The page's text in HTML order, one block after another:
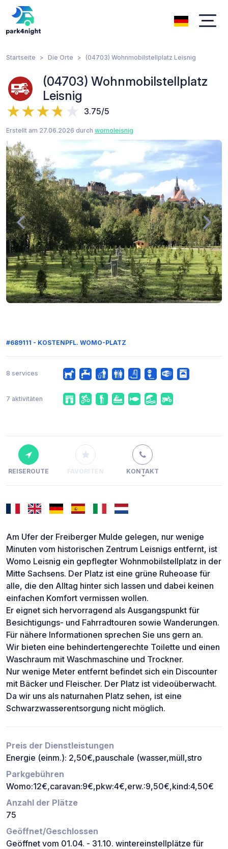
Startseite Die Orte (04703) Wohnmobilstellplatz Leisnig
(04703) Wohnmobilstellplatz
Leisnig
3.75/5
Erstellt am 27.06.2026 durch womoleisnig
#689111 - KOSTENPFL. WOMO-PLATZ
8 services
7 aktivitäten
REISEROUTE FAVORITEN KONTAKT
Am Ufer der Freiberger Mulde gelegen, nur wenige
Minuten vom historischen Zentrum Leisnigs entfernt, ist
Womo Leisnig ein gepflegter Wohnmobilstellplatz in der
Mitte Sachsens. Der Platz ist eine grüne Ruheoase für
alle, die den Alltag hinter sich lassen und dabei keinen
einfachen Komfort vermissen wollen.
Er eignet sich hervorragend als Ausgangspunkt für
Besichtigungs- und Fahrradtouren sowie Wanderungen.
Für nähere Informationen sprechen Sie uns gern an.
Wir bieten eine behindertengerechte Toilette und einen
Waschraum mit Waschmaschine und Trockner.
Nur wenige Meter entfernt befindet sich ein Discounter
mit Bäcker und Fleischer. Der Platz ist videoüberwacht.
Da wir uns als naturnahen Platz sehen, ist eine
Schwarzwasserentsorgung nicht möglich.
Preis der Dienstleistungen
Energie (einm.): 2,50€,pauschale (wasser,müll,stro
Parkgebühren
Womo:12€,caravan:9€,pkw:4€,erw.:9,50€,kind:4,50€
Anzahl der Plätze
75
Geöffnet/Geschlossen
Geöffnet vom 01.04. - 31.10. wintereinstellplätze für